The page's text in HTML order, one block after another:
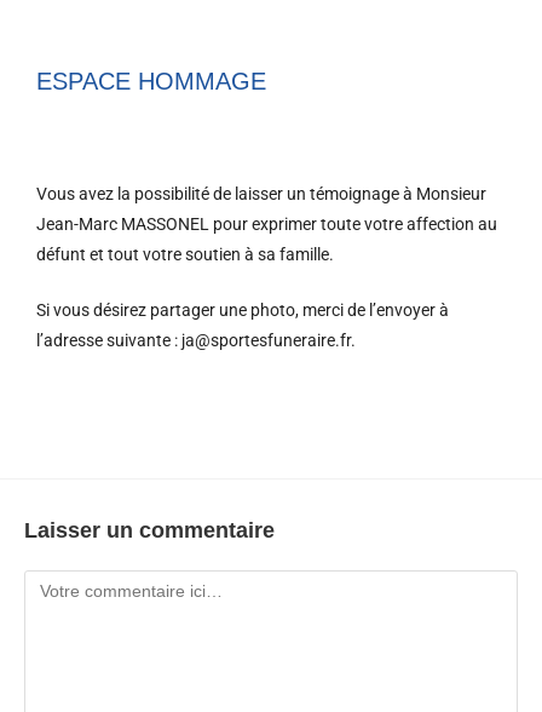
ESPACE HOMMAGE
Vous avez la possibilité de laisser un témoignage à Monsieur
Jean-Marc MASSONEL pour exprimer toute votre affection au
défunt et tout votre soutien à sa famille.
Si vous désirez partager une photo, merci de l’envoyer à
l’adresse suivante : ja@sportesfuneraire.fr.
Laisser un commentaire